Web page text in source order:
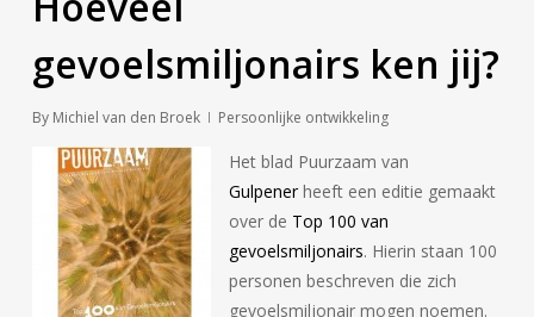
gevoelsmiljonairs ken jij?
By Michiel van den Broek Persoonlijke ontwikkeling
Het blad Puurzaam van
Gulpenerheeft een editie gemaakt
over de Top 100 van
gevoelsmiljonairs. Hierin staan 100
personen beschreven die zich
gevoelsmiljonair mogen noemen.